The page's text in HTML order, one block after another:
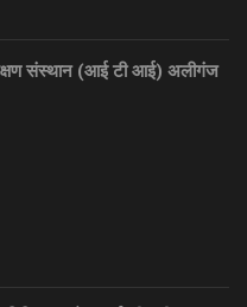
संस्थान (आई टी आई) अलीगंज